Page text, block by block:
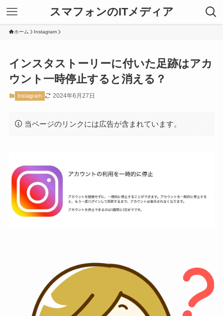
スマフォンのITメディア
ホーム Instagram
インスタストーリーに付いた足跡はアカ
ウント一時停止すると消える？
Instagram 2024年6月27日
当ページのリンクには広告が含まれています。